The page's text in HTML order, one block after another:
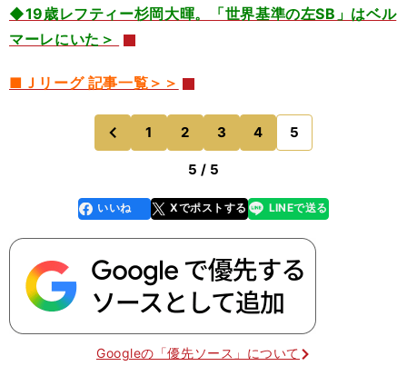
◆19歳レフティー杉岡大暉。「世界基準の左SB」はベル
マーレにいた＞
■Ｊリーグ 記事一覧＞＞
前
のページへ
1 2 3 4 5
5 / 5
faceboo
k
いいね Xでポストする
line LINEで送る
Googleの「優先ソース」について